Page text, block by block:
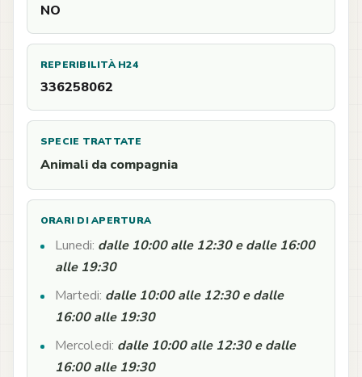
NO
REPERIBILITÀ H24
336258062
SPECIE TRATTATE
Animali da compagnia
ORARI DI APERTURA
Lunedi: dalle 10:00 alle 12:30 e dalle 16:00
alle 19:30
Martedi: dalle 10:00 alle 12:30 e dalle
16:00 alle 19:30
Mercoledi: dalle 10:00 alle 12:30 e dalle
16:00 alle 19:30